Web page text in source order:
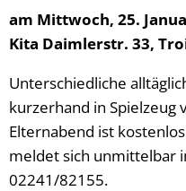
am Mittwoch, 25.
Kita Daimlerstr. 33,
Unterschiedliche
kurzerhand in Spielzeug
Elternabend ist
meldet sich unmittelbar
02241/82155.